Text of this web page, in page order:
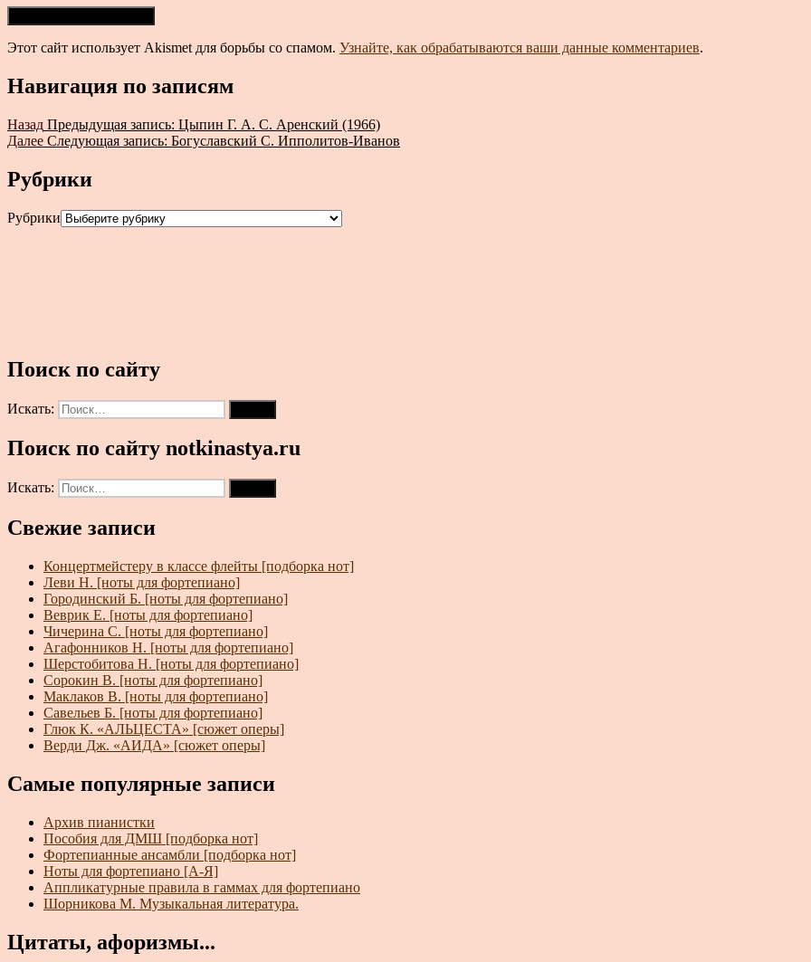
Этот сайт использует Akismet для борьбы со спамом. Узнайте, как обрабатываются ваши данные комментариев.
Навигация по записям
Назад Предыдущая запись: Цыпин Г. А. С. Аренский (1966)
Далее Следующая запись: Богуславский С. Ипполитов-Иванов
Рубрики
Рубрики
Поиск по сайту
Искать:
Поиск по сайту notkinastya.ru
Искать:
Свежие записи
Концертмейстеру в классе флейты [подборка нот]
Леви Н. [ноты для фортепиано]
Городинский Б. [ноты для фортепиано]
Веврик Е. [ноты для фортепиано]
Чичерина С. [ноты для фортепиано]
Агафонников Н. [ноты для фортепиано]
Шерстобитова Н. [ноты для фортепиано]
Сорокин В. [ноты для фортепиано]
Маклаков В. [ноты для фортепиано]
Савельев Б. [ноты для фортепиано]
Глюк К. «АЛЬЦЕСТА» [сюжет оперы]
Верди Дж. «АИДА» [сюжет оперы]
Самые популярные записи
Архив пианистки
Пособия для ДМШ [подборка нот]
Фортепианные ансамбли [подборка нот]
Ноты для фортепиано [А-Я]
Аппликатурные правила в гаммах для фортепиано
Шорникова М. Музыкальная литература.
Цитаты, афоризмы...